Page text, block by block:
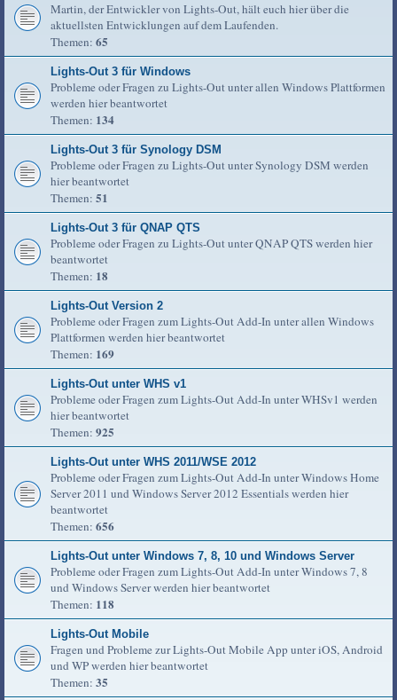
Martin, der Entwickler von Lights-Out, hält euch hier über die
aktuellsten Entwicklungen auf dem Laufenden.
Themen: 65
Lights-Out 3 für Windows
Probleme oder Fragen zu Lights-Out unter allen Windows Plattformen
werden hier beantwortet
Themen: 134
Lights-Out 3 für Synology DSM
Probleme oder Fragen zu Lights-Out unter Synology DSM werden
hier beantwortet
Themen: 51
Lights-Out 3 für QNAP QTS
Probleme oder Fragen zu Lights-Out unter QNAP QTS werden hier
beantwortet
Themen: 18
Lights-Out Version 2
Probleme oder Fragen zum Lights-Out Add-In unter allen Windows
Plattformen werden hier beantwortet
Themen: 169
Lights-Out unter WHS v1
Probleme oder Fragen zum Lights-Out Add-In unter WHSv1 werden
hier beantwortet
Themen: 925
Lights-Out unter WHS 2011/WSE 2012
Probleme oder Fragen zum Lights-Out Add-In unter Windows Home
Server 2011 und Windows Server 2012 Essentials werden hier
beantwortet
Themen: 656
Lights-Out unter Windows 7, 8, 10 und Windows Server
Probleme oder Fragen zum Lights-Out Add-In unter Windows 7, 8
und Windows Server werden hier beantwortet
Themen: 118
Lights-Out Mobile
Fragen und Probleme zur Lights-Out Mobile App unter iOS, Android
und WP werden hier beantwortet
Themen: 35